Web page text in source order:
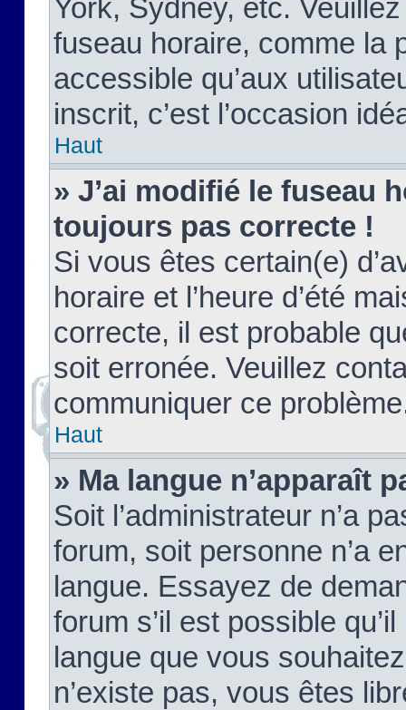
York, Sydney, etc.
fuseau horaire, comme la
accessible qu’aux
inscrit, c’est l’occasion
Haut
» J’ai modifié le fuseau
toujours pas correcte !
Si vous êtes certain(e)
horaire et l’heure d’été
correcte, il est probable
soit erronée. Veuillez
communiquer ce
Haut
» Ma langue n’apparaît
Soit l’administrateur n’a
forum, soit personne n’a
langue. Essayez de
forum s’il est possible
langue que vous
n’existe pas, vous êtes